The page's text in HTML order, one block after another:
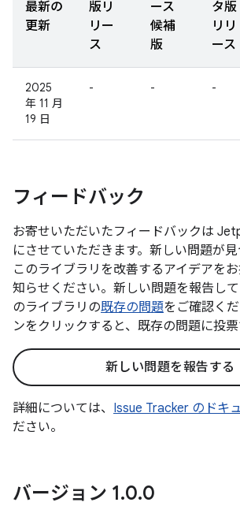
最新の
更新
版リ
リー
ス
ース
候補
版
タ版
リリ
ース
2025
年 11 月
19 日
- - -
フィードバック
お寄せいただいたフィードバックは
にさせていただきます。新しい問題が見
このライブラリを改善するアイデアを
知らせください。新しい問題を報告し
のライブラリの既存の問題をご確認く
ンをクリックすると、既存の問題に投票
新しい問題を報告する
詳細については、 Issue Tracker のドキ
ださい。
バージョン 1.0.0